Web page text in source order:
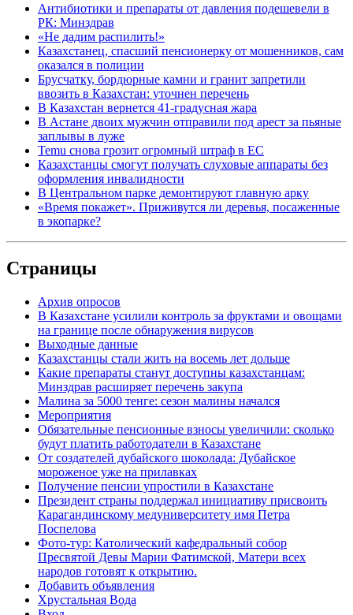
Антибиотики и препараты от давления подешевели в
РК: Минздрав
«Не дадим распилить!»
Казахстанец, спасший пенсионерку от мошенников, сам
оказался в полиции
Брусчатку, бордюрные камни и гранит запретили
ввозить в Казахстан: уточнен перечень
В Казахстан вернется 41-градусная жара
В Астане двоих мужчин отправили под арест за пьяные
заплывы в луже
Temu снова грозит огромный штраф в ЕС
Казахстанцы смогут получать слуховые аппараты без
оформления инвалидности
В Центральном парке демонтируют главную арку
«Время покажет». Приживутся ли деревья, посаженные
в экопарке?
Страницы
Архив опросов
В Казахстане усилили контроль за фруктами и овощами
на границе после обнаружения вирусов
Выходные данные
Казахстанцы стали жить на восемь лет дольше
Какие препараты станут доступны казахстанцам:
Минздрав расширяет перечень закупа
Малина за 5000 тенге: сезон малины начался
Мероприятия
Обязательные пенсионные взносы увеличили: сколько
будут платить работодатели в Казахстане
От создателей дубайского шоколада: Дубайское
мороженое уже на прилавках
Получение пенсии упростили в Казахстане
Президент страны поддержал инициативу присвоить
Карагандинскому медуниверситету имя Петра
Поспелова
Фото-тур: Католический кафедральный собор
Пресвятой Девы Марии Фатимской, Матери всех
народов готовят к открытию.
Добавить объявления
Хрустальная Вода